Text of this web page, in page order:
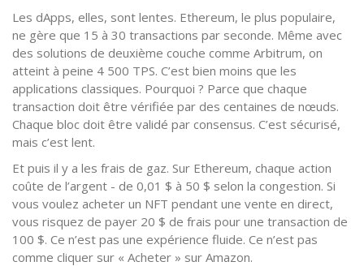
Les dApps, elles, sont lentes. Ethereum, le plus populaire,
ne gère que 15 à 30 transactions par seconde. Même avec
des solutions de deuxième couche comme Arbitrum, on
atteint à peine 4 500 TPS. C’est bien moins que les
applications classiques. Pourquoi ? Parce que chaque
transaction doit être vérifiée par des centaines de nœuds.
Chaque bloc doit être validé par consensus. C’est sécurisé,
mais c’est lent.
Et puis il y a les frais de gaz. Sur Ethereum, chaque action
coûte de l’argent - de 0,01 $ à 50 $ selon la congestion. Si
vous voulez acheter un NFT pendant une vente en direct,
vous risquez de payer 20 $ de frais pour une transaction de
100 $. Ce n’est pas une expérience fluide. Ce n’est pas
comme cliquer sur « Acheter » sur Amazon.